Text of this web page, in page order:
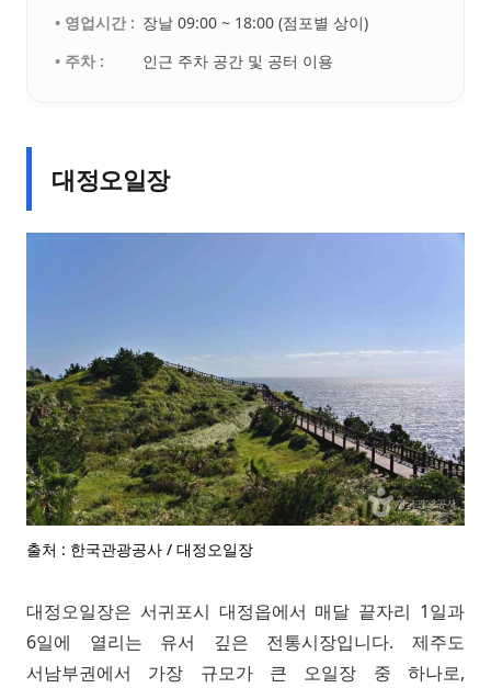
• 영업시간 : 장날 09:00 ~ 18:00 (점포별 상이)
• 주차 :
인근 주차 공간 및 공터 이용
대정오일장
출처 : 한국관광공사 / 대정오일장
대정오일장은 서귀포시 대정읍에서 매달 끝자리 1일과
6일에 열리는 유서 깊은 전통시장입니다. 제주도
서남부권에서 가장 규모가 큰 오일장 중 하나로,